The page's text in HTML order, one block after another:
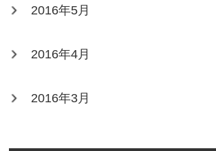
2016年5月
2016年4月
2016年3月